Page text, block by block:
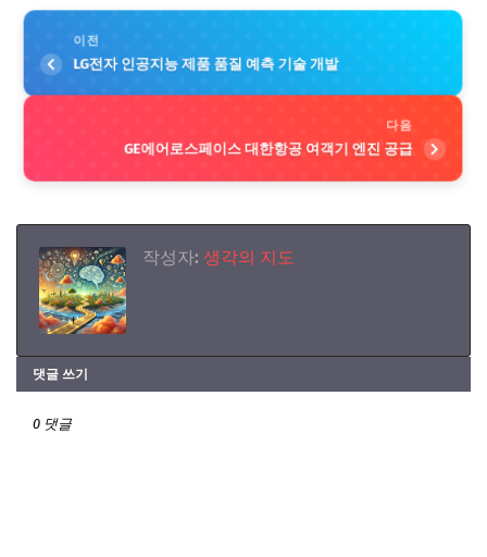
이전
LG전자 인공지능 제품 품질 예측 기술 개발
다음
GE에어로스페이스 대한항공 여객기 엔진 공급
작성자: 생각의 지도
댓글 쓰기
0 댓글